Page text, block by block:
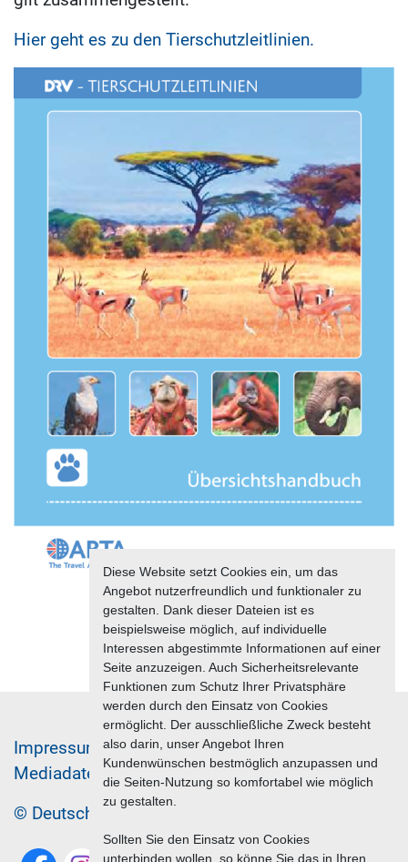
Diese Website setzt Cookies ein, um das
Angebot nutzerfreundlich und funktionaler zu
gestalten. Dank dieser Dateien ist es
beispielsweise möglich, auf individuelle
Interessen abgestimmte Informationen auf einer
Seite anzuzeigen. Auch Sicherheitsrelevante
Funktionen zum Schutz Ihrer Privatsphäre
werden durch den Einsatz von Cookies
ermöglicht. Der ausschließliche Zweck besteht
also darin, unser Angebot Ihren
Kundenwünschen bestmöglich anzupassen und
die Seiten-Nutzung so komfortabel wie möglich
zu gestalten.
Sollten Sie den Einsatz von Cookies
unterbinden wollen, so könne Sie das in Ihren
Hier geht es zu den Tierschutzleitlinien.
Im­pres­sum & Da­ten­schutz
Me­di­a­da­ten & Mar­ke­ting­leis­tun­gen
Jobs
© Deutscher Reiseverband 2026